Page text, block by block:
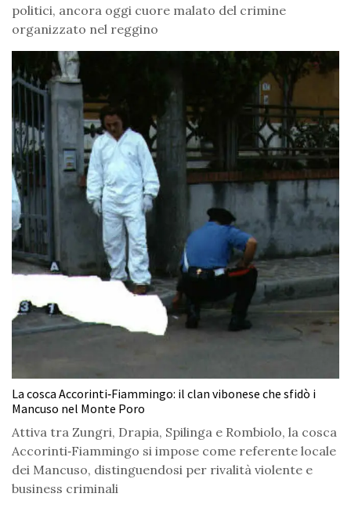
politici, ancora oggi cuore malato del crimine
organizzato nel reggino
La cosca Accorinti‑Fiammingo: il clan vibonese che sfidò i
Mancuso nel Monte Poro
Attiva tra Zungri, Drapia, Spilinga e Rombiolo, la cosca
Accorinti‑Fiammingo si impose come referente locale
dei Mancuso, distinguendosi per rivalità violente e
business criminali